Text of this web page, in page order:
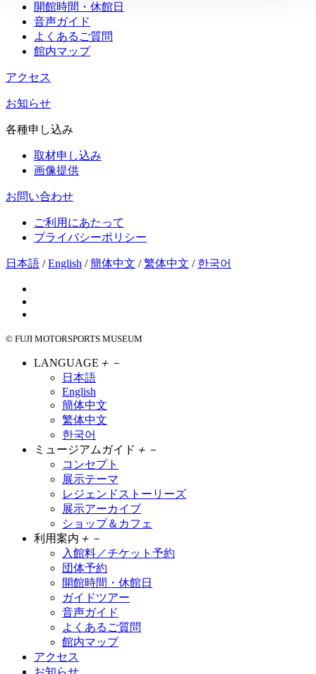
開館時間・休館日
音声ガイド
よくあるご質問
館内マップ
アクセス
お知らせ
各種申し込み
取材申し込み
画像提供
お問い合わせ
ご利用にあたって
プライバシーポリシー
日本語 /English /簡体中文 /繁体中文 / 한국어
© FUJI MOTORSPORTS MUSEUM
LANGUAGE ＋ －
日本語
English
簡体中文
繁体中文
한국어
ミュージアムガイド ＋ －
コンセプト
展示テーマ
レジェンドストーリーズ
展示アーカイブ
ショップ＆カフェ
利用案内 ＋ －
入館料／チケット予約
団体予約
開館時間・休館日
ガイドツアー
音声ガイド
よくあるご質問
館内マップ
アクセス